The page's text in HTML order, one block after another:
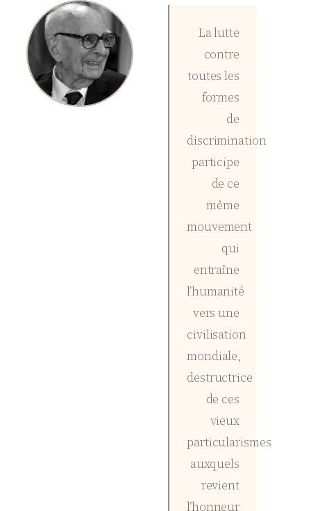
La lutte
contre
toutes les
formes
de
discrimination
participe
de ce
même
mouvement
qui
entraîne
l’humanité
vers une
civilisation
mondiale,
destructrice
de ces
vieux
particularismes
auxquels
revient
l’honneur